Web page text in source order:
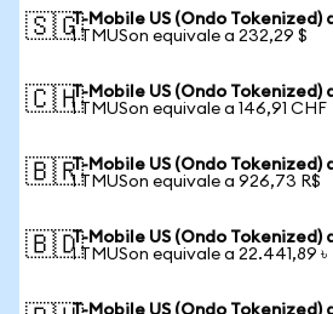
🇸🇬T-Mobile US (Ondo Tokenized)
1 TMUSon equivale a 232,29 $
🇨🇭T-Mobile US (Ondo Tokenized)
1 TMUSon equivale a 146,91 CHF
🇧🇷T-Mobile US (Ondo Tokenized)
1 TMUSon equivale a 926,73 R$
🇧🇩T-Mobile US (Ondo Tokenized)
1 TMUSon equivale a 22.441,89 ৳
T-Mobile US (Ondo Tokenized)